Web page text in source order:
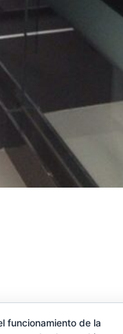
funcionamiento de la